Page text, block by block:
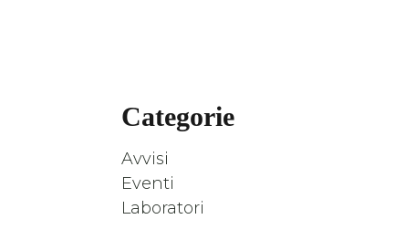
Categorie
Avvisi
Eventi
Laboratori